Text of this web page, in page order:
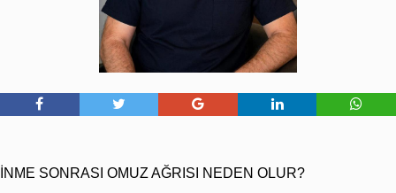
İNME SONRASI OMUZ AĞRISI NEDEN OLUR?